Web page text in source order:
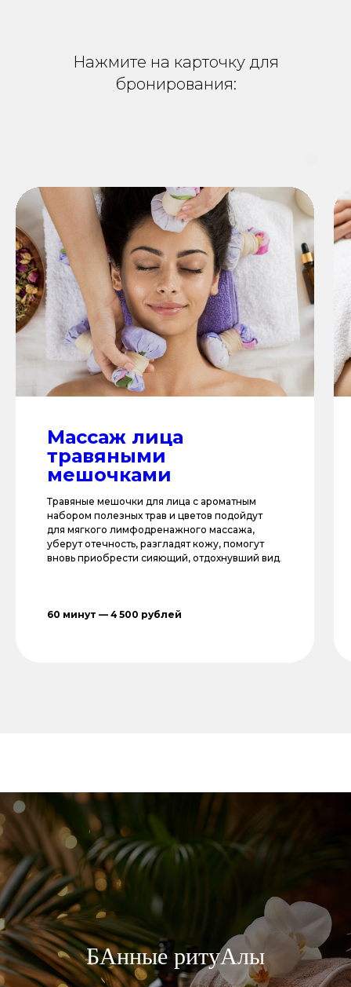
Нажмите на карточку для
бронирования:
Массаж лица
травяными
мешочками
Травяные мешочки для лица с ароматным
набором полезных трав и цветов подойдут
для мягкого лимфодренажного массажа,
уберут отечность, разгладят кожу, помогут
вновь приобрести сияющий, отдохнувший вид
60 минут — 4 500 рублей
БАнные ритуАлы
Абонемент
на услуги салона Aзия СПА.
Абонемент не является
именным, поэтому по нему
и близкие.
30 000 руб - скидка 20%
50 000 руб - скидка 30%
Прекрасный способ показать
близкому человеку Вашу заботу
и внимание. При покупке
сертификата от 30 000 руб.*
действует дополнительная
скидка на услуги.
* - стоимость в филиалах может
отличаться. Если цена услуги
в выбранном салоне выше
номинала сертификата -